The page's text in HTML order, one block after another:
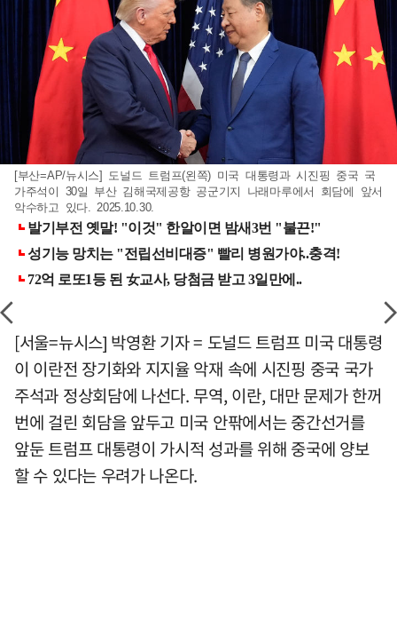
[부산=AP/뉴시스] 도널드 트럼프(왼쪽) 미국 대통령과 시진핑 중국 국
가주석이 30일 부산 김해국제공항 공군기지 나래마루에서 회담에 앞서
악수하고 있다. 2025.10.30.
[서울=뉴시스] 박영환 기자 = 도널드 트럼프 미국 대통령
이 이란전 장기화와 지지율 악재 속에 시진핑 중국 국가
주석과 정상회담에 나선다. 무역, 이란, 대만 문제가 한꺼
번에 걸린 회담을 앞두고 미국 안팎에서는 중간선거를
앞둔 트럼프 대통령이 가시적 성과를 위해 중국에 양보
할 수 있다는 우려가 나온다.